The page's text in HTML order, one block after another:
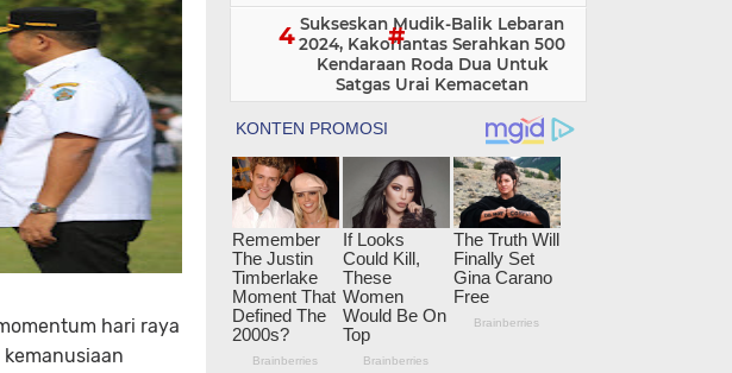
hari raya
Sukseskan Mudik-Balik Lebaran
2024, Kakorlantas Serahkan 500
Kendaraan Roda Dua Untuk
Satgas Urai Kemacetan